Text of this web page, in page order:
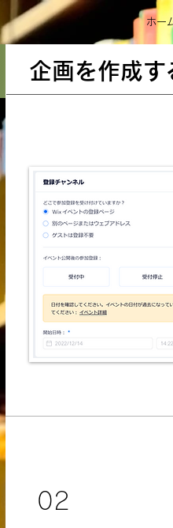
ホー
企画を作成
02